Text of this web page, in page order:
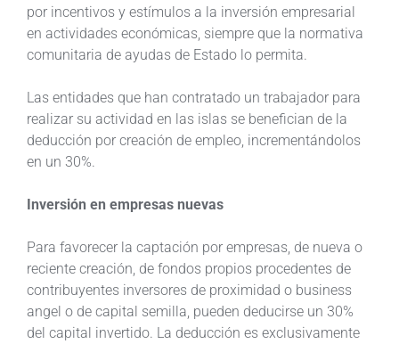
por incentivos y estímulos a la inversión empresarial
en actividades económicas, siempre que la normativa
comunitaria de ayudas de Estado lo permita.
Las entidades que han contratado un trabajador para
realizar su actividad en las islas se benefician de la
deducción por creación de empleo, incrementándolos
en un 30%.
Inversión en empresas nuevas
Para favorecer la captación por empresas, de nueva o
reciente creación, de fondos propios procedentes de
contribuyentes inversores de proximidad o business
angel o de capital semilla, pueden deducirse un 30%
del capital invertido. La deducción es exclusivamente